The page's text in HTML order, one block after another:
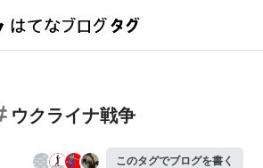
ウクライナ戦争
このタグでブログを書く